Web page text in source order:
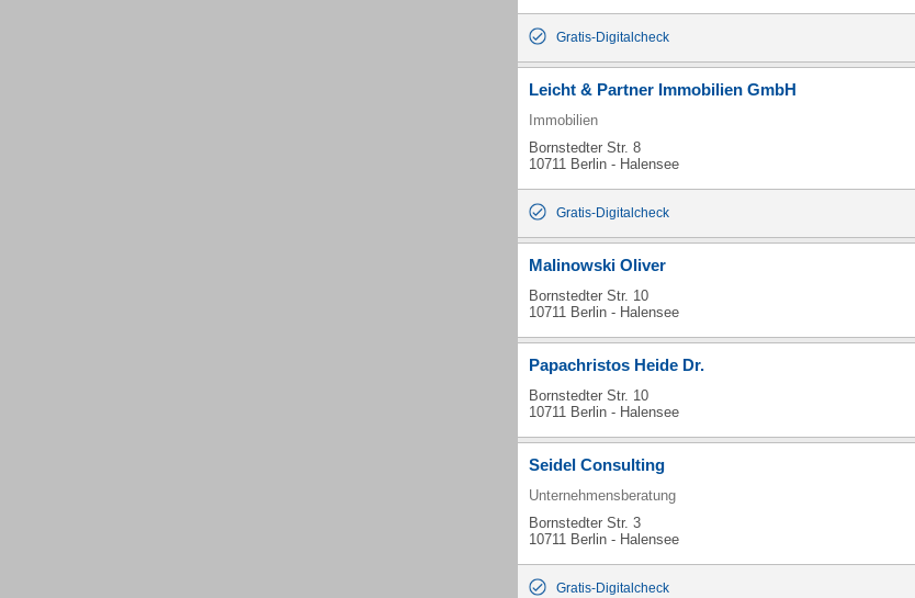
Gratis-Digitalcheck
Leicht & Partner Immobilien GmbH
Immobilien
Bornstedter Str. 8
10711 Berlin - Halensee
Gratis-Digitalcheck
Malinowski Oliver
Bornstedter Str. 10
10711 Berlin - Halensee
Papachristos Heide Dr.
Bornstedter Str. 10
10711 Berlin - Halensee
Seidel Consulting
Unternehmensberatung
Bornstedter Str. 3
10711 Berlin - Halensee
Gratis-Digitalcheck